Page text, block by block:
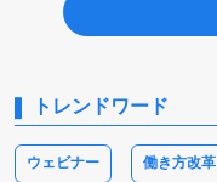
トレンドワード
ウェビナー 働き方改革